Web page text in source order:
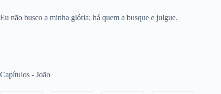
Eu não busco a minha glória; há quem a busque e julgue.
Capítulos - João